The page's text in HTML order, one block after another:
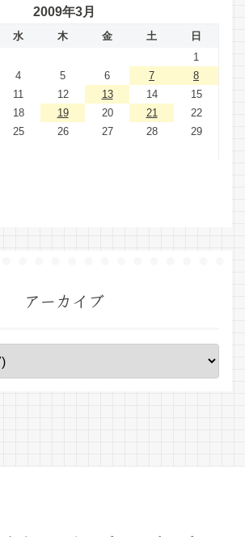
2009年3月
水 木 金 土
日
1
4 5 6 7
8
11 12 13 14
15
18 19 20 21
22
25 26 27 28
29
アーカイブ